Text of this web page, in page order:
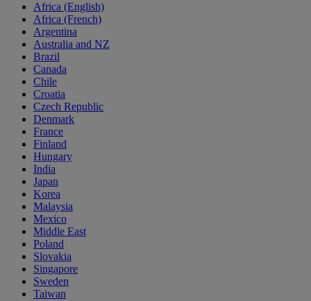
Africa (English)
Africa (French)
Argentina
Australia and NZ
Brazil
Canada
Chile
Croatia
Czech Republic
Denmark
France
Finland
Hungary
India
Japan
Korea
Malaysia
Mexico
Middle East
Poland
Slovakia
Singapore
Sweden
Taiwan